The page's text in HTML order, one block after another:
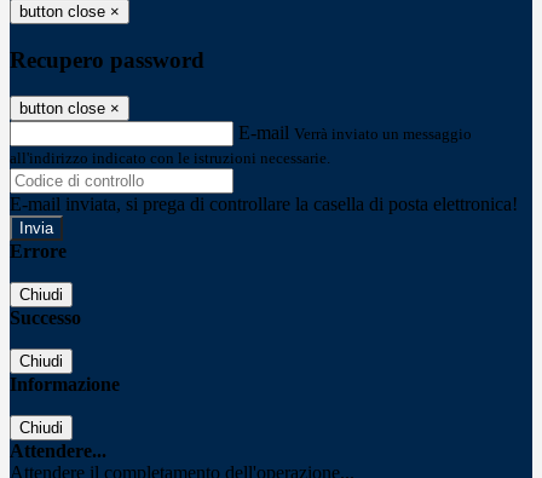
button close ×
Recupero password
button close ×
E-mail Verrà inviato un messaggio
all'indirizzo indicato con le istruzioni necessarie.
E-mail inviata, si prega di controllare la casella di posta elettronica!
Errore
Chiudi
Successo
Chiudi
Informazione
Chiudi
Attendere...
Attendere il completamento dell'operazione...